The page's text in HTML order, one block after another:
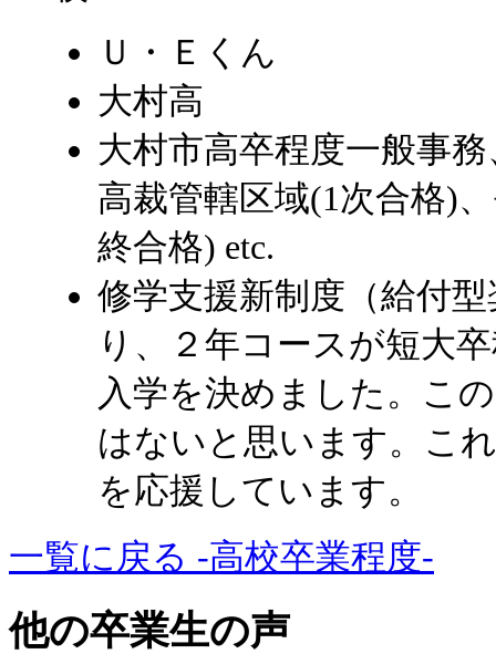
Ｕ・Ｅくん
大村高
大村市高卒程度一般事
高裁管轄区域(1次合格)
終合格) etc.
修学支援新制度（給付
り、２年コースが短大
入学を決めました。こ
はないと思います。こ
を応援しています。
一覧に戻る -高校卒業程度-
他の卒業生の声